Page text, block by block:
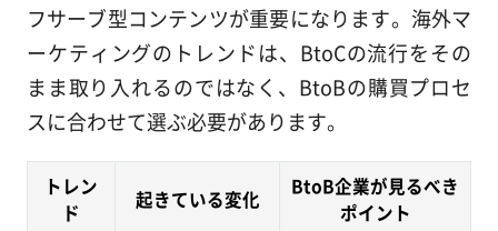
フサーブ型コンテンツが重要になります。海外マ
ーケティングのトレンドは、BtoCの流行をその
まま取り入れるのではなく、BtoBの購買プロセ
スに合わせて選ぶ必要があります。
トレン
ド
起きている変化
BtoB企業が見るべき
ポイント